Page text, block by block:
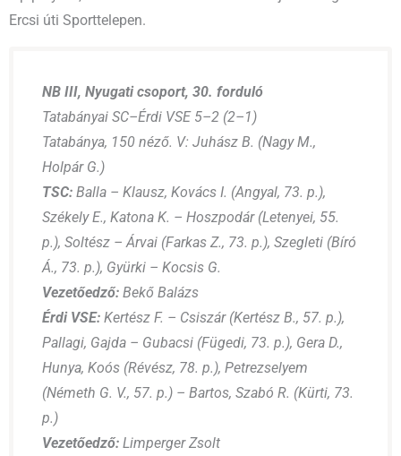
Ercsi úti Sporttelepen.
NB III, Nyugati csoport, 30. forduló
Tatabányai SC–Érdi VSE 5–2 (2–1)
Tatabánya, 150 néző. V: Juhász B. (Nagy M.,
Holpár G.)
TSC: Balla – Klausz, Kovács I. (Angyal, 73. p.),
Székely E., Katona K. – Hoszpodár (Letenyei, 55.
p.), Soltész – Árvai (Farkas Z., 73. p.), Szegleti (Bíró
Á., 73. p.), Gyürki – Kocsis G.
Vezetőedző: Bekő Balázs
Érdi VSE: Kertész F. – Csiszár (Kertész B., 57. p.),
Pallagi, Gajda – Gubacsi (Fügedi, 73. p.), Gera D.,
Hunya, Koós (Révész, 78. p.), Petrezselyem
(Németh G. V., 57. p.) – Bartos, Szabó R. (Kürti, 73.
p.)
Vezetőedző: Limperger Zsolt